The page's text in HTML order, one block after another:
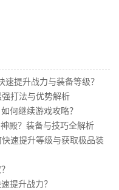
提升战力与装备等级？
打法与优势解析
何继续游戏攻略？
殿？装备与技巧全解析
速提升等级与获取极品装
提升战力？